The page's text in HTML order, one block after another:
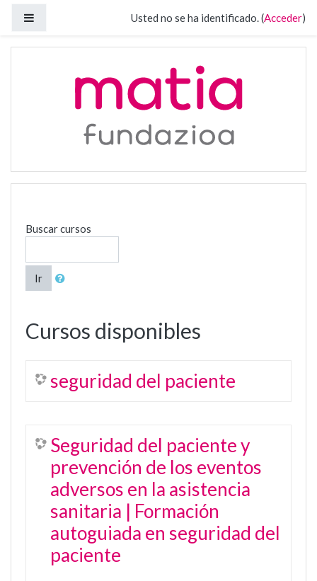
Usted no se ha identificado. (Acceder)
Buscar cursos
Ir
Cursos disponibles
seguridad del paciente
Seguridad del paciente y
prevención de los eventos
adversos en la asistencia
sanitaria | Formación
autoguiada en seguridad del
paciente